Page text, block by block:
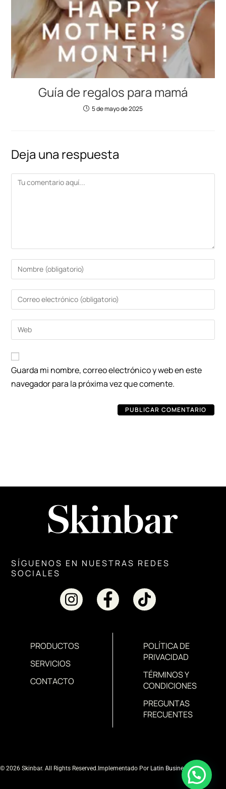
Guía de regalos para mamá
5 de mayo de 2025
Deja una respuesta
Guarda mi nombre, correo electrónico y web en este
navegador para la próxima vez que comente.
SÍGUENOS EN NUESTRAS REDES
SOCIALES
PRODUCTOS
SERVICIOS
CONTACTO
POLÍTICA DE
PRIVACIDAD
TÉRMINOS Y
CONDICIONES
PREGUNTAS
FRECUENTES
© 2026 Skinbar. All Rights Reserved. Implementado Por Latin Business MD